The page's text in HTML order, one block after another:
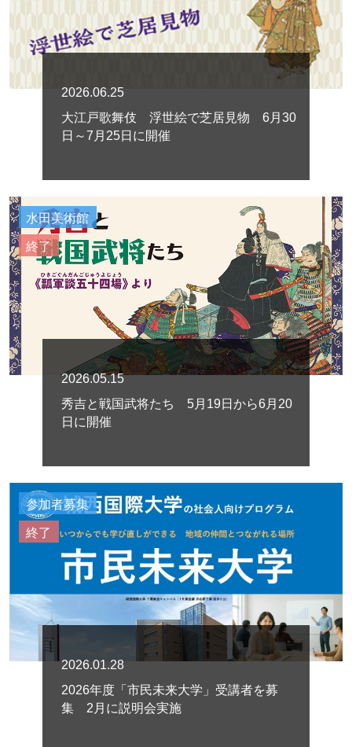
2026.06.25
大江戸歌舞伎 浮世絵で芝居見物 6月30
日～7月25日に開催
水田美術館
終了
2026.05.15
秀吉と戦国武将たち 5月19日から6月20
日に開催
参加者募集
終了
2026.01.28
2026年度「市民未来大学」受講者を募
集 2月に説明会実施